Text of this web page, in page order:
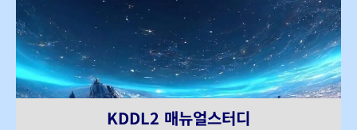
KDDL2 매뉴얼스터디